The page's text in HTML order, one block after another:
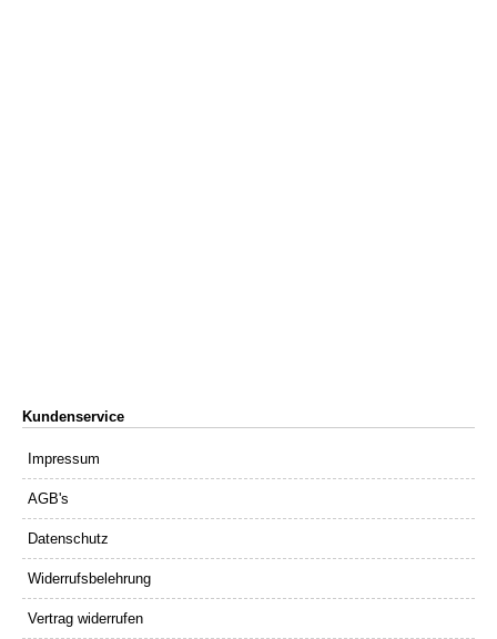
Kundenservice
Impressum
AGB's
Datenschutz
Widerrufsbelehrung
Vertrag widerrufen